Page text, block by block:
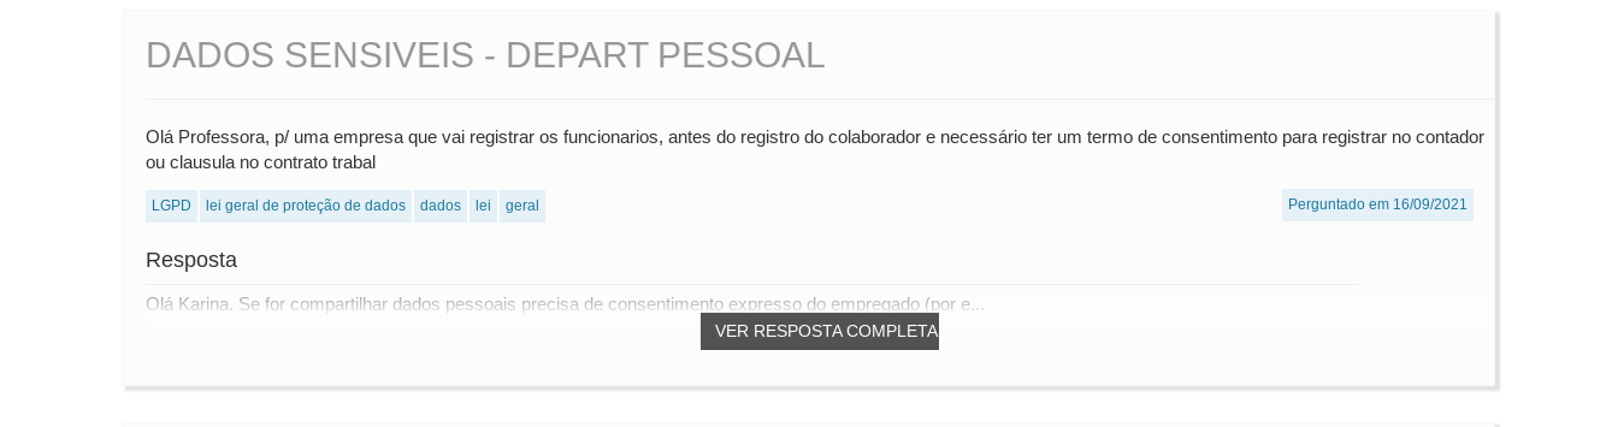
DADOS SENSIVEIS - DEPART PESSOAL
Olá Professora, p/ uma empresa que vai registrar os funcionarios, antes do registro do colaborador e necessário ter um termo de consentimento para registrar no contador
ou clausula no contrato trabal
LGPD lei geral de proteção de dados dados lei geral Perguntado em 16/09/2021
Resposta
VER RESPOSTA COMPLETA
Olá Karina. Se for compartilhar dados pessoais precisa de consentimento expresso do empregado (por e...